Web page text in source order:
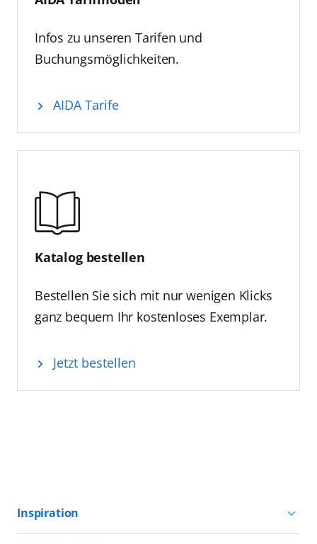
Infos zu unseren Tarifen und
Buchungsmöglichkeiten.
AIDA Tarife
Katalog bestellen
Bestellen Sie sich mit nur wenigen Klicks
ganz bequem Ihr kostenloses Exemplar.
Jetzt bestellen
Inspiration